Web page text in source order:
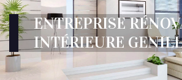
ENTREPRISE
INTÉRIEURE